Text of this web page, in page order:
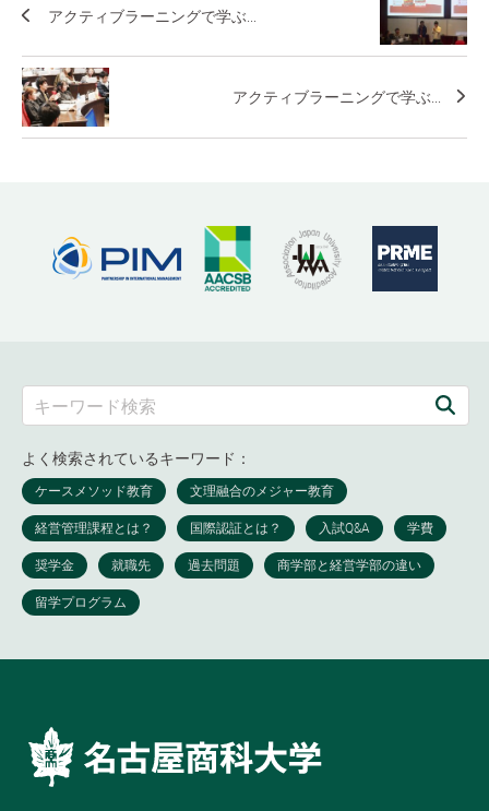
アクティブラーニングで学ぶ...
アクティブラーニングで学ぶ...
よく検索されているキーワード：